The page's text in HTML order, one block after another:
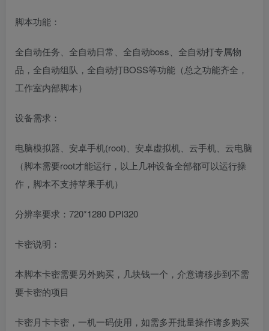
脚本功能：
全自动任务、全自动日常、全自动boss、全自动打专属物
品，全自动组队，全自动打BOSS等功能（总之功能齐全，
工作室内部脚本）
设备需求：
电脑模拟器、安卓手机(root)、安卓虚拟机、云手机、云电脑
（脚本需要root才能运行，以上几种设备全部都可以运行操
作，脚本不支持苹果手机）
分辨率要求：720*1280 DPI320
卡密说明：
本脚本卡密需要另外购买，几块钱一个，介意请移步到不需
要卡密的项目
卡密月卡卡密，一机一码使用，如需多开批量操作请多购买